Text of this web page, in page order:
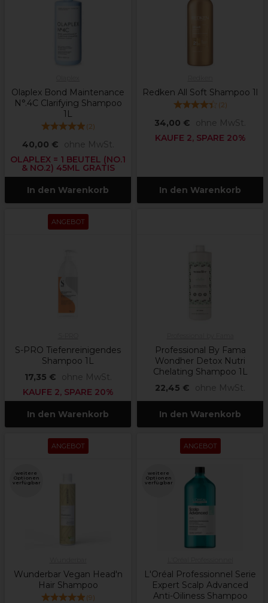
Olaplex Bond Maintenance
N°.4C Clarifying Shampoo
1L
(2)
40,00 €
ohne MwSt.
OLAPLEX = 1 BEUTEL (NO.1
& NO.2) 45ML GRATIS
In den Warenkorb
Redken All Soft Shampoo 1l
(2)
34,00 €
ohne MwSt.
KAUFE 2, SPARE 20%
In den Warenkorb
ANGEBOT
S-PRO Tiefenreinigendes
Shampoo 1L
17,35 €
ohne MwSt.
KAUFE 2, SPARE 20%
In den Warenkorb
Professional By Fama
Wondher Detox Nutri
Chelating Shampoo 1L
22,45 €
ohne MwSt.
In den Warenkorb
ANGEBOT
weitere
Optionen
verfügbar
Wunderbar Vegan Head'n
Hair Shampoo
(9)
ANGEBOT
weitere
Optionen
verfügbar
L'Oréal Professionnel Serie
Expert Scalp Advanced
Anti-Oiliness Shampoo